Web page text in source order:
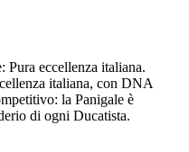
Pura eccellenza italiana.
italiana, con DNA
la Panigale è
di ogni Ducatista.